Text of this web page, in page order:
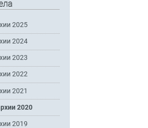
2025
2024
2023
2022
2021
2020
2019